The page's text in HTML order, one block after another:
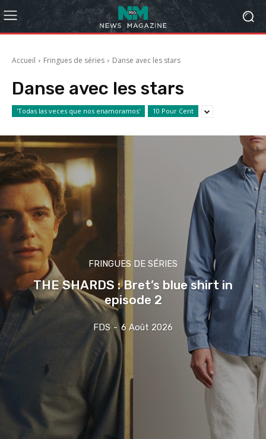
Accueil Fringues de séries Danse avec les stars
Danse avec les stars
'Todas las veces que nos enamoramos' 10 Pour Cent
FRINGUES DE SÉRIES
THE SHARDS : Bret’s blue shirt in
episode 2
FDS - 6 Août 2026